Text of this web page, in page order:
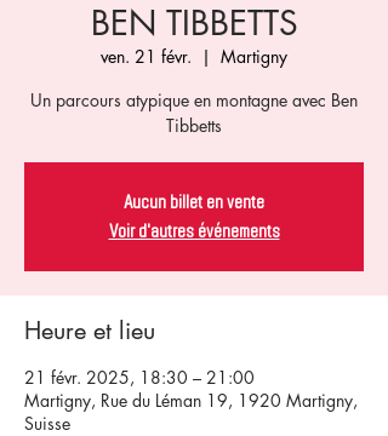
BEN TIBBETTS
ven. 21 févr.
  |
Martigny
Un parcours atypique en montagne avec Ben
Tibbetts
Aucun billet en vente
Voir d'autres événements
Heure et lieu
21 févr. 2025, 18:30 – 21:00
Martigny, Rue du Léman 19, 1920 Martigny,
Suisse